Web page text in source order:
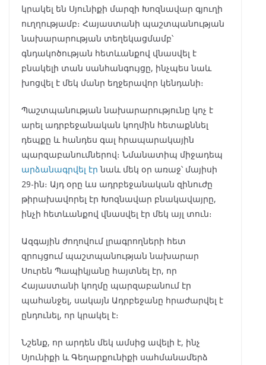
կրակել են Սյունիքի մարզի Խոզնավար գյուղի
ուղղությամբ։ Հայաստանի պաշտպանության
նախարարության տեղեկացմամբ՝
գնդակոծության հետևանքով վնասվել է
բնակելի տան սանհանգույցը, ինչպես նաև
խոցվել է մեկ մանր եղջերավոր կենդանի։
Պաշտպանության նախարարությունը կոչ է
արել ադրբեջանական կողմին հետաքննել
դեպքը և հանդես գալ հրապարակային
պարզաբանումներով։ Նմանատիպ միջադեպ
արձանագրվել էր նաև մեկ օր առաջ՝ մայիսի
29-ին։ Այդ օրը ևս ադրբեջանական զինուժը
թիրախավորել էր Խոզնավար բնակավայրը,
ինչի հետևանքով վնասվել էր մեկ այլ տուն։
Ազգային ժողովում լրագրողների հետ
զրույցում պաշտպանության նախարար
Սուրեն Պապիկյանը հայտնել էր, որ
Հայաստանի կողմը պարզաբանում էր
պահանջել, սակայն Ադրբեջանը հրաժարվել է
ընդունել, որ կրակել է։
Նշենք, որ արդեն մեկ ամսից ավելի է, ինչ
Սյունիքի և Գեղարքունիքի սահմանամերձ